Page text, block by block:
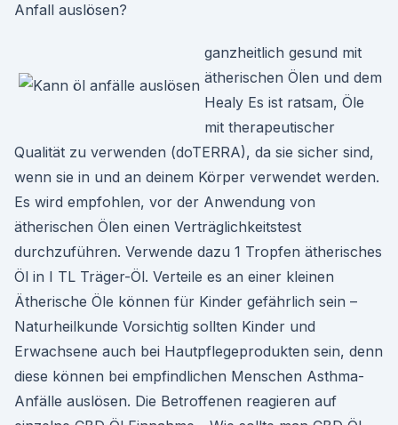
Anfall auslösen?
ganzheitlich gesund mit
ätherischen Ölen und dem
Healy Es ist ratsam, Öle
mit therapeutischer
Qualität zu verwenden (doTERRA), da sie sicher sind,
wenn sie in und an deinem Körper verwendet werden.
Es wird empfohlen, vor der Anwendung von
ätherischen Ölen einen Verträglichkeitstest
durchzuführen. Verwende dazu 1 Tropfen ätherisches
Öl in I TL Träger-Öl. Verteile es an einer kleinen
Ätherische Öle können für Kinder gefährlich sein –
Naturheilkunde Vorsichtig sollten Kinder und
Erwachsene auch bei Hautpflegeprodukten sein, denn
diese können bei empfindlichen Menschen Asthma-
Anfälle auslösen. Die Betroffenen reagieren auf